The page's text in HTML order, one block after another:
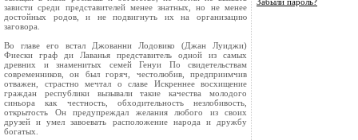
зависти среди представителей менее знатных, но не менее
достойных родов, и не подвигнуть их на организацию
заговора.
Во главе его встал Джованни Лодовико (Джан Луиджи)
Фиески граф ди Лаванья представитель одной из самых
древних и знаменитых семей Генуи По свидетельствам
современников, он был горяч, честолюбив, предприимчив
отважен, страстно мечтал о славе Искреннее восхищение
граждан республики вызывали такие качества молодого
синьора как честность, обходительность незлобивость,
открытость Он предупреждал желания любого из своих
друзей и умел завоевать расположение народа и дружбу
богатых.